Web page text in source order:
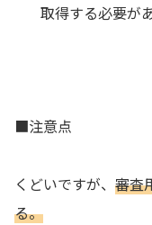
取得する必要が
■注意点
くどいですが、 審査
る。